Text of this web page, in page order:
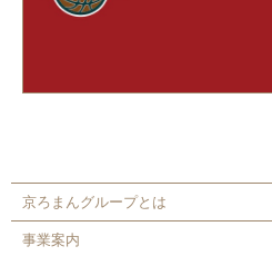
京ろまんグループとは
事業案内